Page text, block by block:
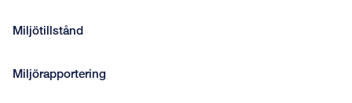
Miljötillstånd
Miljörapportering